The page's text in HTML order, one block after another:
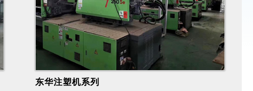
东华注塑机系列